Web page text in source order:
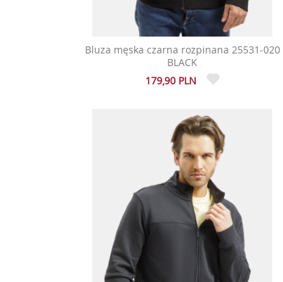
Bluza męska czarna rozpinana 25531-020
BLACK
179,90 PLN